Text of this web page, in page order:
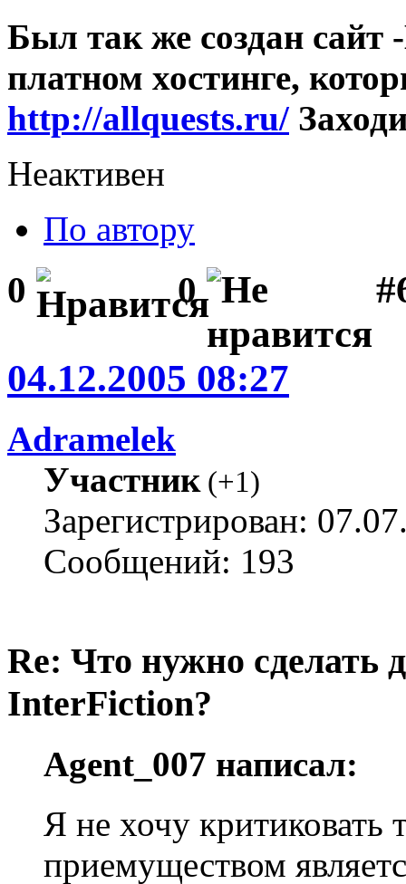
Был так же создан сайт
платном хостинге,
http://allquests.ru/
Неактивен
По автору
0 0
04.12.2005 08:27
Adramelek
Участник(+1)
Зарегистрирован:
Сообщений: 193
Re: Что нужно сделать
InterFiction?
Agent_007 написал:
Я не хочу критиковать
приемуществом